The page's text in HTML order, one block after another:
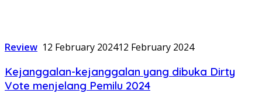
Review 12 February 202412 February 2024
Kejanggalan-kejanggalan yang dibuka Dirty
Vote menjelang Pemilu 2024